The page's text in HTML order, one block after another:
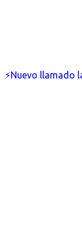
⚡Nuevo llamado